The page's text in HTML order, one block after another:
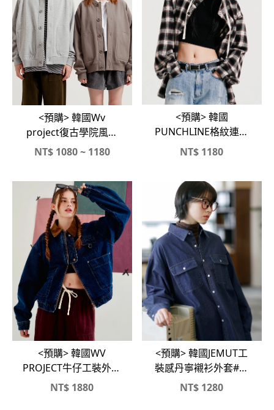
<預購> 韓國Wv
project復古學院風刷
毛連帽外套、刷毛圓領
NT$1080 ~ 1180
<預購> 韓國
PUNCHLINE格紋連帽
襯衫外套
NT$ 1180
<預購> 韓國WV
PROJECT牛仔工裝外套
#翻領外套
NT$ 1880
<預購> 韓國JEMUT工
裝感丹寧襯衫外套#牛
仔襯衫
NT$ 1280